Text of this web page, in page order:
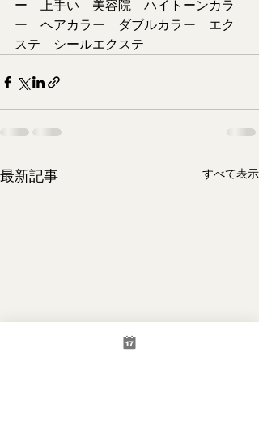
ー　上手い　美容院　ハイトーンカラ
ー　ヘアカラー　ダブルカラー　エク
ステ　シールエクステ
最新記事 すべて表示